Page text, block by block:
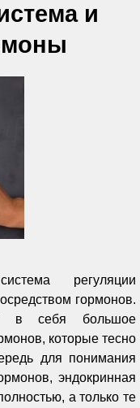
и
регуляции
гормонов.
в себя большое
которые тесно
для понимания
эндокринная
а только те